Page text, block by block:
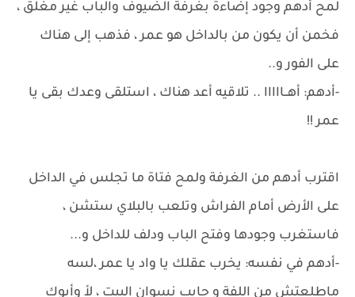
لمح أدهم وجود إضاءة بغرفة الضيوف والباب غير مغلق ،
فخمن أن يكون من بالداخل هو عمر ، فذهب إلى هناك
على الفور و..
-أدهم: أهــااااا .. تلاقيه أعد هناك ، استلقى وعدك بقى يا
عمر !!
اقترب أدهم من الغرفة ولمح فتاة ما تجلس في الداخل
على الأرض أمام الفراش وتلعب بالبلاي ستشن ،
فاستغرب وجودها وفتح الباب ودلف للداخل و...
-أدهم في نفسه: يخرب عقلك يا واد يا عمر ،لسه
ماطلعتش من اللفة و جايب نسوان البيت ، لأ وأبوك